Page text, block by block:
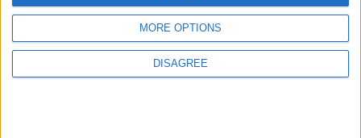
MORE OPTIONS
DISAGREE